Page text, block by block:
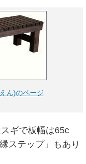
ん)のページ
ギで板幅は65c
ステップ」もあり